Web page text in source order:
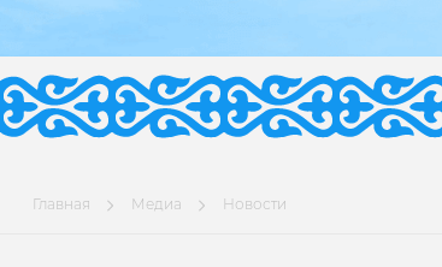
Главная Медиа Новости